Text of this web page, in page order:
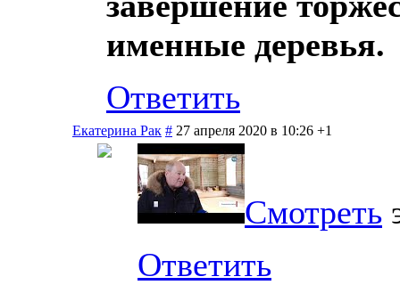
именные деревья.
Ответить
Екатерина Рак # 27 апреля 2020 в 10:26 +1
Смотреть
Ответить